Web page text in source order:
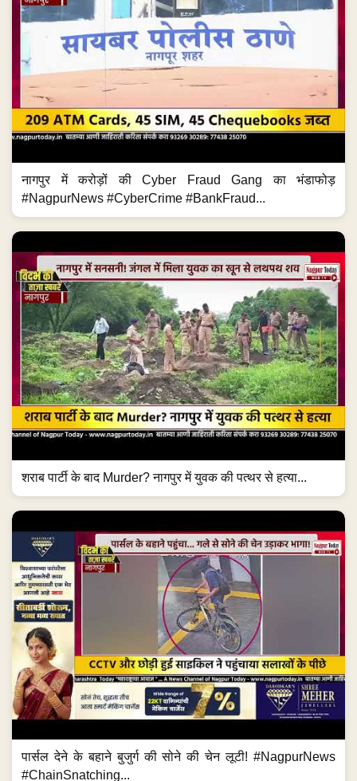
नागपुर में करोड़ों की Cyber Fraud Gang का भंडाफोड़
#NagpurNews #CyberCrime #BankFraud...
शराब पार्टी के बाद Murder? नागपुर में युवक की पत्थर से हत्या...
पार्सल देने के बहाने बुजुर्ग की सोने की चेन लूटी! #NagpurNews
#ChainSnatching...